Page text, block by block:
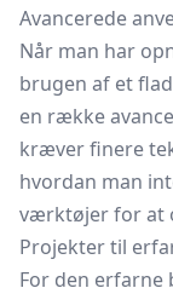
Avancerede
Når man har
brugen af et
en række
kræver finere
hvordan man
værktøjer for at
Projekter til
For den